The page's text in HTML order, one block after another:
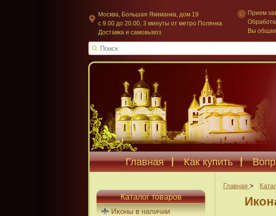
Москва, Большая Якиманка, дом 19
c 9.00 до 20.00, 3 минуты от метро Полянка
Доставка и самовывоз
Прием
Вы
Главная Как купить
Главная >
Каталог товаров
Иконы в наличии